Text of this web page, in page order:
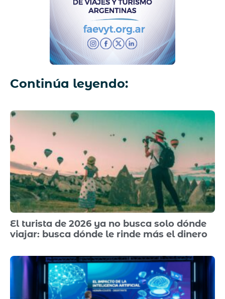
Continúa leyendo:
El turista de 2026 ya no busca solo dónde
viajar: busca dónde le rinde más el dinero